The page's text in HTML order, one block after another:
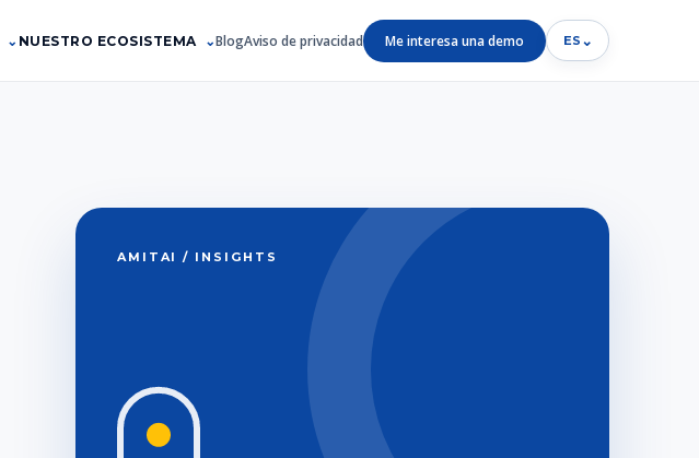
NUESTRO ECOSISTEMA BlogAviso de privacidad Me interesa una demo ES ⌄
AMITAI / INSIGHTS